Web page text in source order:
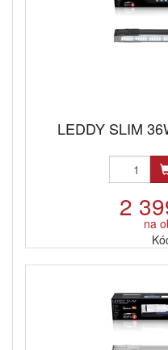
LEDDY SLIM
2
na